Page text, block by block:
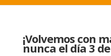
¡Volvemos con
nunca el día 3